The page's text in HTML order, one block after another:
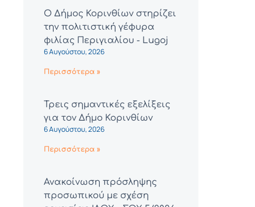
Ο Δήμος Κορινθίων στηρίζει
την πολιτιστική γέφυρα
φιλίας Περιγιαλίου - Lugoj
6 Αυγούστου, 2026
Περισσότερα »
Τρεις σημαντικές εξελίξεις
για τον Δήμο Κορινθίων
6 Αυγούστου, 2026
Περισσότερα »
Ανακοίνωση πρόσληψης
προσωπικού με σχέση